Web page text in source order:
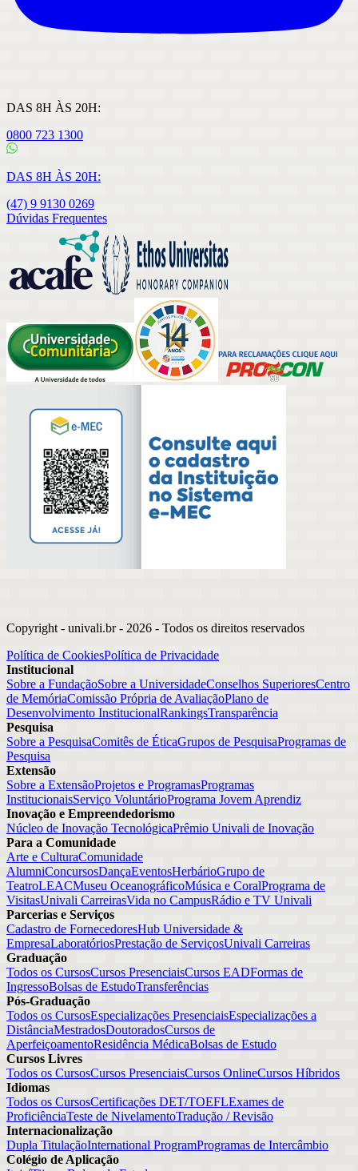
DAS 8H ÀS 20H:
0800 723 1300
DAS 8H ÀS 20H:
(47) 9 9130 0269
Dúvidas Frequentes
Copyright - univali.br - 2026 - Todos os direitos reservados
Política de CookiesPolítica de Privacidade
Institucional
Sobre a FundaçãoSobre a UniversidadeConselhos SuperioresCentro
de MemóriaComissão Própria de AvaliaçãoPlano de
Desenvolvimento InstitucionalRankingsTransparência
Pesquisa
Sobre a PesquisaComitês de ÉticaGrupos de PesquisaProgramas de
Pesquisa
Extensão
Sobre a ExtensãoProjetos e ProgramasProgramas
InstitucionaisServiço VoluntárioPrograma Jovem Aprendiz
Inovação e Empreendedorismo
Núcleo de Inovação TecnológicaPrêmio Univali de Inovação
Para a Comunidade
Arte e CulturaComunidade
AlumniConcursosDançaEventosHerbárioGrupo de
TeatroLEACMuseu OceanográficoMúsica e CoralPrograma de
VisitasUnivali CarreirasVida no CampusRádio e TV Univali
Parcerias e Serviços
Cadastro de FornecedoresHub Universidade &
EmpresaLaboratóriosPrestação de ServiçosUnivali Carreiras
Graduação
Todos os CursosCursos PresenciaisCursos EADFormas de
IngressoBolsas de EstudoTransferências
Pós-Graduação
Todos os CursosEspecializações PresenciaisEspecializações a
DistânciaMestradosDoutoradosCursos de
AperfeiçoamentoResidência MédicaBolsas de Estudo
Cursos Livres
Todos os CursosCursos PresenciaisCursos OnlineCursos Híbridos
Idiomas
Todos os CursosCertificações DET/TOEFLExames de
ProficiênciaTeste de NivelamentoTradução / Revisão
Internacionalização
Dupla TitulaçãoInternational ProgramProgramas de Intercâmbio
Colégio de Aplicação